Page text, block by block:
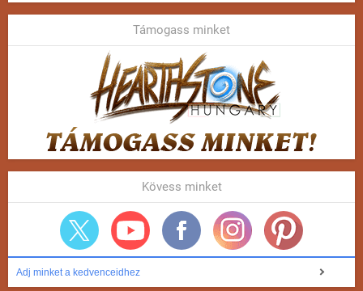
Támogass minket
Kövess minket
Adj minket a kedvenceidhez